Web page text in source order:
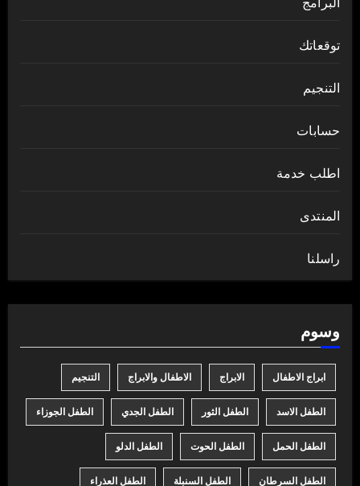
البرامج
توقعاتك
التنجيم
حسابات
اطلب خدمة
المنتدى
راسلنا
وسوم
ابراج الاطفال الابراج الاطفال والابراج التنجيم
الطفل الاسد الطفل الثور الطفل الجدي الطفل الجوزاء
الطفل الحمل الطفل الحوت الطفل الدلو
الطفل السرطان الطفل السنبلة الطفل العذراء